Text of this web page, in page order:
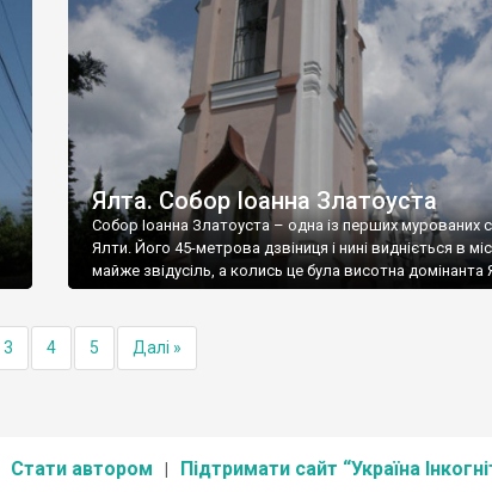
Ялта. Собор Іоанна Златоуста
Собор Іоанна Златоуста – одна із перших мурованих
Ялти. Його 45-метрова дзвіниця і нині видніється в
майже звідусіль, а колись це була висотна домінанта
3 4 5 Далі »
Стати автором Підтримати сайт “Україна